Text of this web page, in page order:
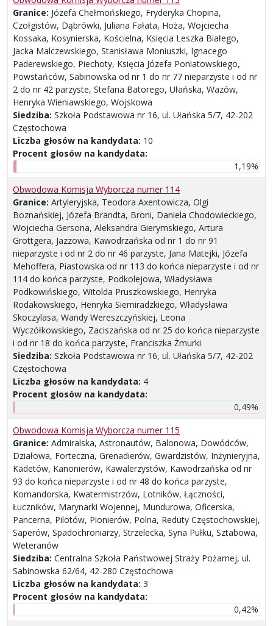
Granice: Józefa Chełmońskiego, Fryderyka Chopina,
Czołgistów, Dąbrówki, Juliana Fałata, Hoża, Wojciecha
Kossaka, Kosynierska, Kościelna, Księcia Leszka Białego,
Jacka Malczewskiego, Stanisława Moniuszki, Ignacego
Paderewskiego, Piechoty, Księcia Józefa Poniatowskiego,
Powstańców, Sabinowska od nr 1 do nr 77 nieparzyste i od nr
2 do nr 42 parzyste, Stefana Batorego, Ułańska, Wazów,
Henryka Wieniawskiego, Wojskowa
Siedziba: Szkoła Podstawowa nr 16, ul. Ułańska 5/7, 42-202
Częstochowa
Liczba głosów na kandydata: 10
Procent głosów na kandydata:
1,19%
Obwodowa Komisja Wyborcza numer 114
Granice: Artyleryjska, Teodora Axentowicza, Olgi
Boznańskiej, Józefa Brandta, Broni, Daniela Chodowieckiego,
Wojciecha Gersona, Aleksandra Gierymskiego, Artura
Grottgera, Jazzowa, Kawodrzańska od nr 1 do nr 91
nieparzyste i od nr 2 do nr 46 parzyste, Jana Matejki, Józefa
Mehoffera, Piastowska od nr 113 do końca nieparzyste i od nr
114 do końca parzyste, Podkolejowa, Władysława
Podkowińskiego, Witolda Pruszkowskiego, Henryka
Rodakowskiego, Henryka Siemiradzkiego, Władysława
Skoczylasa, Wandy Wereszczyńskiej, Leona
Wyczółkowskiego, Zaciszańska od nr 25 do końca nieparzyste
i od nr 18 do końca parzyste, Franciszka Żmurki
Siedziba: Szkoła Podstawowa nr 16, ul. Ułańska 5/7, 42-202
Częstochowa
Liczba głosów na kandydata: 4
Procent głosów na kandydata:
0,49%
Obwodowa Komisja Wyborcza numer 115
Granice: Admiralska, Astronautów, Balonowa, Dowódców,
Działowa, Forteczna, Grenadierów, Gwardzistów, Inżynieryjna,
Kadetów, Kanonierów, Kawalerzystów, Kawodrzańska od nr
93 do końca nieparzyste i od nr 48 do końca parzyste,
Komandorska, Kwatermistrzów, Lotników, Łączności,
Łuczników, Marynarki Wojennej, Mundurowa, Oficerska,
Pancerna, Pilotów, Pionierów, Polna, Reduty Częstochowskiej,
Saperów, Spadochroniarzy, Strzelecka, Syna Pułku, Sztabowa,
Weteranów
Siedziba: Centralna Szkoła Państwowej Straży Pożarnej, ul.
Sabinowska 62/64, 42-280 Częstochowa
Liczba głosów na kandydata: 3
Procent głosów na kandydata:
0,42%